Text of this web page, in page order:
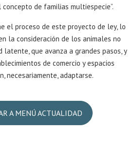
de familias multiespecie”.
el proceso de este proyecto de ley, lo
la consideración de los animales no
latente, que avanza a grandes pasos, y
de comercio y espacios
necesariamente, adaptarse.
A MENÚ ACTUALIDAD